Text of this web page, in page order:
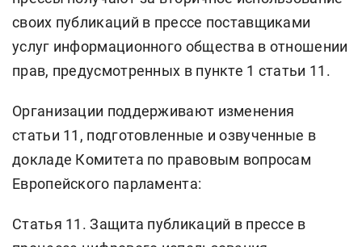
своих публикаций в прессе поставщиками
услуг информационного общества в отношении
прав, предусмотренных в пункте 1 статьи 11.
Организации поддерживают изменения
статьи 11, подготовленные и озвученные в
докладе Комитета по правовым вопросам
Европейского парламента:
Статья 11. Защита публикаций в прессе в